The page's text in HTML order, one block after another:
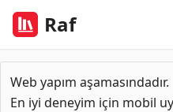
Raf
Web yapım aşamasındadır.
En iyi deneyim için mobil